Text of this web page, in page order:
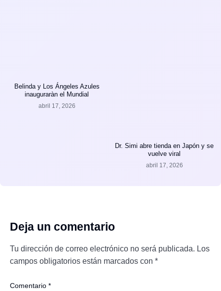
Belinda y Los Ángeles Azules
inauguraràn el Mundial
abril 17, 2026
Dr. Simi abre tienda en Japón y se
vuelve viral
abril 17, 2026
Deja un comentario
Tu dirección de correo electrónico no será publicada. Los
campos obligatorios están marcados con *
Comentario *